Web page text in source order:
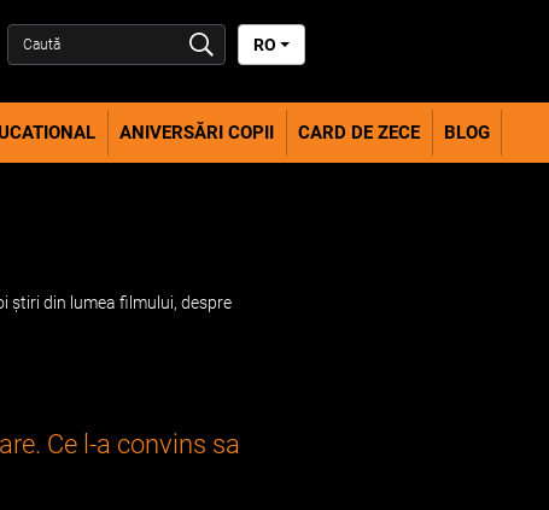
RO
ANIVERSĂRI COPII CARD DE ZECE BLOG
știri din lumea filmului, despre
Ce l-a convins sa